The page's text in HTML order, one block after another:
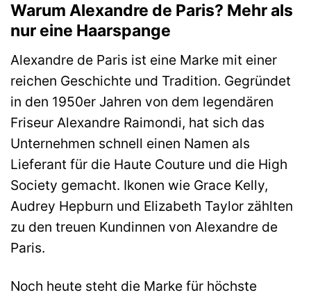
Warum Alexandre de Paris? Mehr als
nur eine Haarspange
Alexandre de Paris ist eine Marke mit einer
reichen Geschichte und Tradition. Gegründet
in den 1950er Jahren von dem legendären
Friseur Alexandre Raimondi, hat sich das
Unternehmen schnell einen Namen als
Lieferant für die Haute Couture und die High
Society gemacht. Ikonen wie Grace Kelly,
Audrey Hepburn und Elizabeth Taylor zählten
zu den treuen Kundinnen von Alexandre de
Paris.
Noch heute steht die Marke für höchste